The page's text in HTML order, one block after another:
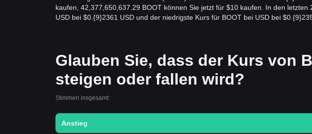
kaufen, 42,377,650,637.29 BOOT können Sie jetzt für $10 kaufen. In den
USD bei $0.{9}2361 USD und der niedrigste Kurs für BOOT bei USD bei
Glauben Sie, dass der Kurs von
steigen oder fallen wird?
Stimmen insgesamt:
Anstieg